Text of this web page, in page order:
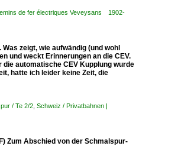
de fer électriques Veveysans 1902-
zeigt, wie aufwändig (und wohl
und weckt Erinnerungen an die CEV.
automatische CEV Kupplung wurde
hatte ich leider keine Zeit, die
/ Te 2/2 Schweiz / Privatbahnen |
Zum Abschied von der Schmalspur-